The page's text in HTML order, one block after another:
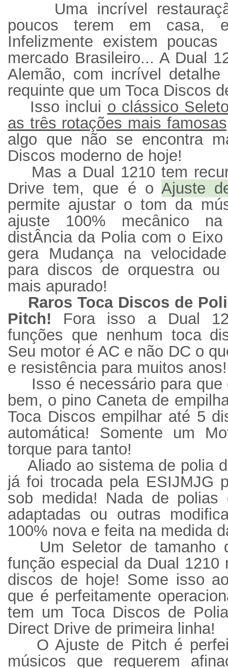
Uma incrível
poucos terem em casa,
Infelizmente existem
mercado Brasileiro... A Dual
Alemão, com incrível
requinte que um Toca Discos
Isso inclui o clássico
as três rotações mais
algo que não se encontra
Discos moderno de hoje!
Mas a Dual 1210 tem
Drive tem, que é oAjuste
permite ajustar o tom da
ajuste 100% mecânico
distÂncia da Polia com o
gera Mudança na
para discos de orquestra ou
mais apurado!
Raros Toca Discos de
Pitch! Fora isso a Dual
funções que nenhum toca
Seu motor é AC e não DC o
e resistência para muitos anos!
Isso é necessário para
bem, o pino Caneta de
Toca Discos empilhar até 5
automática! Somente um
torque para tanto!
Aliado ao sistema de polia
já foi trocada pela ESIJMJG
sob medida! Nada de polias
adaptadas ou outras
100% nova e feita na medida
Um Seletor de tamanho
função especial da Dual 1210
discos de hoje! Some isso
que é perfeitamente
tem um Toca Discos de
Direct Drive de primeira linha!
O Ajuste de Pitch é
músicos que requerem